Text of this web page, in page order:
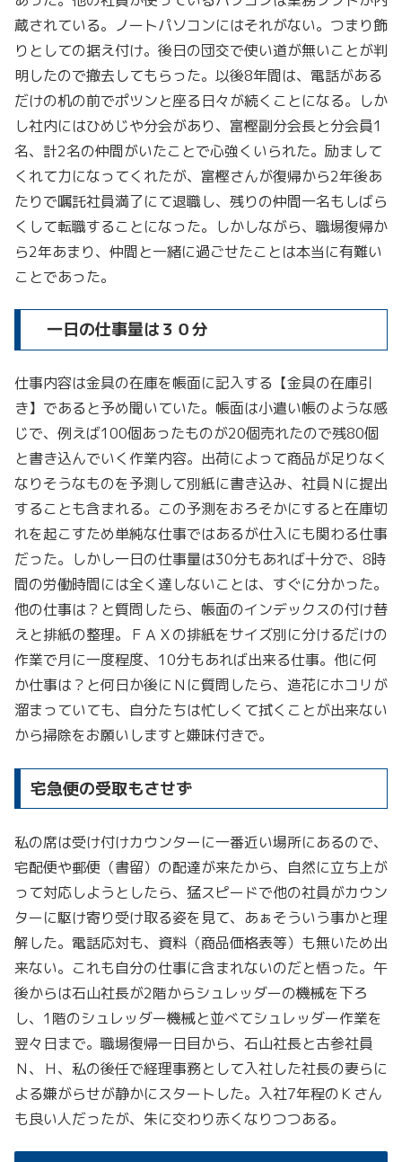
蔵されている。ノートパソコンにはそれがない。つまり飾
りとしての据え付け。後日の団交で使い道が無いことが判
明したので撤去してもらった。以後8年間は、電話がある
だけの机の前でポツンと座る日々が続くことになる。しか
し社内にはひめじや分会があり、富樫副分会長と分会員1
名、計2名の仲間がいたことで心強くいられた。励まして
くれて力になってくれたが、富樫さんが復帰から2年後あ
たりで嘱託社員満了にて退職し、残りの仲間一名もしばら
くして転職することになった。しかしながら、職場復帰か
ら2年あまり、仲間と一緒に過ごせたことは本当に有難い
ことであった。
一日の仕事量は３０分
仕事内容は金具の在庫を帳面に記入する【金具の在庫引
き】であると予め聞いていた。帳面は小遣い帳のような感
じで、例えば100個あったものが20個売れたので残80個
と書き込んでいく作業内容。出荷によって商品が足りなく
なりそうなものを予測して別紙に書き込み、社員Ｎに提出
することも含まれる。この予測をおろそかにすると在庫切
れを起こすため単純な仕事ではあるが仕入にも関わる仕事
だった。しかし一日の仕事量は30分もあれば十分で、8時
間の労働時間には全く達しないことは、すぐに分かった。
他の仕事は？と質問したら、帳面のインデックスの付け替
えと排紙の整理。ＦＡＸの排紙をサイズ別に分けるだけの
作業で月に一度程度、10分もあれば出来る仕事。他に何
か仕事は？と何日か後にＮに質問したら、造花にホコリが
溜まっていても、自分たちは忙しくて拭くことが出来ない
から掃除をお願いしますと嫌味付きで。
宅急便の受取もさせず
私の席は受け付けカウンターに一番近い場所にあるので、
宅配便や郵便（書留）の配達が来たから、自然に立ち上が
って対応しようとしたら、猛スピードで他の社員がカウン
ターに駆け寄り受け取る姿を見て、あぁそういう事かと理
解した。電話応対も、資料（商品価格表等）も無いため出
来ない。これも自分の仕事に含まれないのだと悟った。午
後からは石山社長が2階からシュレッダーの機械を下ろ
し、1階のシュレッダー機械と並べてシュレッダー作業を
翌々日まで。職場復帰一日目から、石山社長と古参社員
Ｎ、Ｈ、私の後任で経理事務として入社した社長の妻らに
よる嫌がらせが静かにスタートした。入社7年程のＫさん
も良い人だったが、朱に交わり赤くなりつつある。